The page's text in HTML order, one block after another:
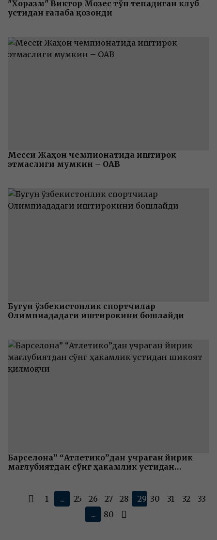
"Хоразм" Виктор Мозес тўп тепадиган клуб
устидан ғалаба қозонди
Месси Жаҳон чемпионатида иштирок
этмаслиги мумкин – ОАВ
Бугун ўзбекистонлик спортчилар
Олимпиададаги иштирокини бошлайди
Барселона” “Атлетико”дан учраган йирик
мағлубиятдан сўнг ҳакамлик устидан
1 ... 25 26 27 28 29 30 31 32
33
...
80